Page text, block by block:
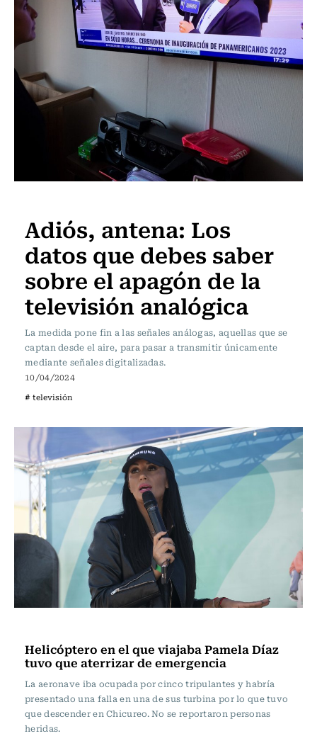
Adiós, antena: Los
datos que debes saber
sobre el apagón de la
televisión analógica
La medida pone fin a las señales análogas, aquellas que se
captan desde el aire, para pasar a transmitir únicamente
mediante señales digitalizadas.
10/04/2024
# televisión
Helicóptero en el que viajaba Pamela Díaz
tuvo que aterrizar de emergencia
La aeronave iba ocupada por cinco tripulantes y habría
presentado una falla en una de sus turbina por lo que tuvo
que descender en Chicureo. No se reportaron personas
heridas.